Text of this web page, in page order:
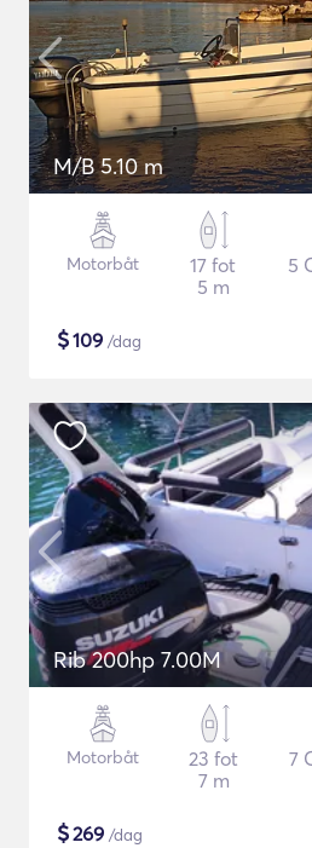
M/B 5.10 m
Motorbåt
17 fot
5 m
5
$109 /dag
Rib 200hp 7.00M
Motorbåt
23 fot
7 m
7
$269 /dag